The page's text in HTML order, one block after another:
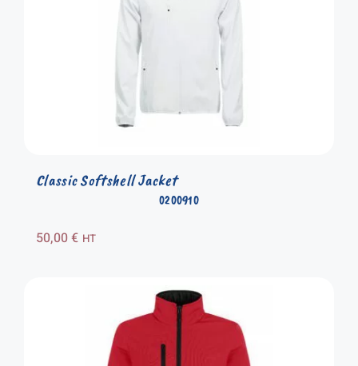
0200910
Classic Softshell Jacket
50,00€ HT